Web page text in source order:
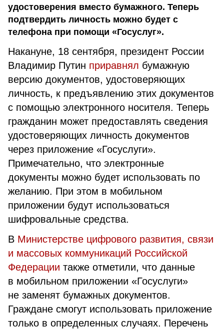
удостоверения вместо бумажного. Теперь
подтвердить личность можно будет с
телефона при помощи «Госуслуг».
Накануне, 18 сентября, президент России
Владимир Путин приравнял бумажную
версию документов, удостоверяющих
личность, к предъявлению этих документов
с помощью электронного носителя. Теперь
гражданин может предоставлять сведения
удостоверяющих личность документов
через приложение «Госуслуги».
Примечательно, что электронные
документы можно будет использовать по
желанию. При этом в мобильном
приложении будут использоваться
шифровальные средства.
В Министерстве цифрового развития, связи
и массовых коммуникаций Российской
Федерации также отметили, что данные
в мобильном приложении «Госуслуги»
не заменят бумажных документов.
Граждане смогут использовать приложение
только в определенных случаях. Перечень